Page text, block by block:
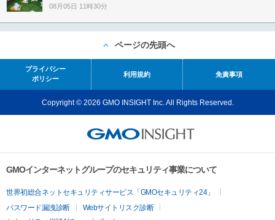
08月05日 11時30分
ページの先頭へ
プライバシー
ポリシー
利用規約 免責事項
Copyright © 2026 GMO INSIGHT Inc. All Rights Reserved.
GMOインターネットグループのセキュリティ事業について
世界初総合ネットセキュリティサービス「GMOセキュリティ24」
パスワード漏洩診断
Webサイトリスク診断